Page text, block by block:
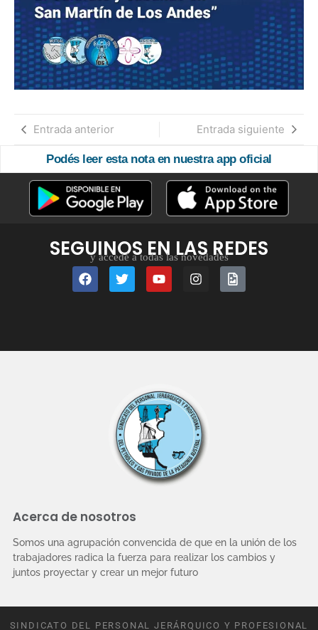
Entrada anterior Entrada siguiente
Podés leer esta nota en nuestra app oficial
SEGUINOS EN LAS REDES
y accedé a todas las novedades
Acerca de nosotros
Somos una agrupación convencida de que en la unión de los
trabajadores radica la fuerza para realizar los cambios y
juntos proyectar y crear un mejor futuro
SINDICATO DEL PERSONAL JERÁRQUICO Y PROFESIONAL